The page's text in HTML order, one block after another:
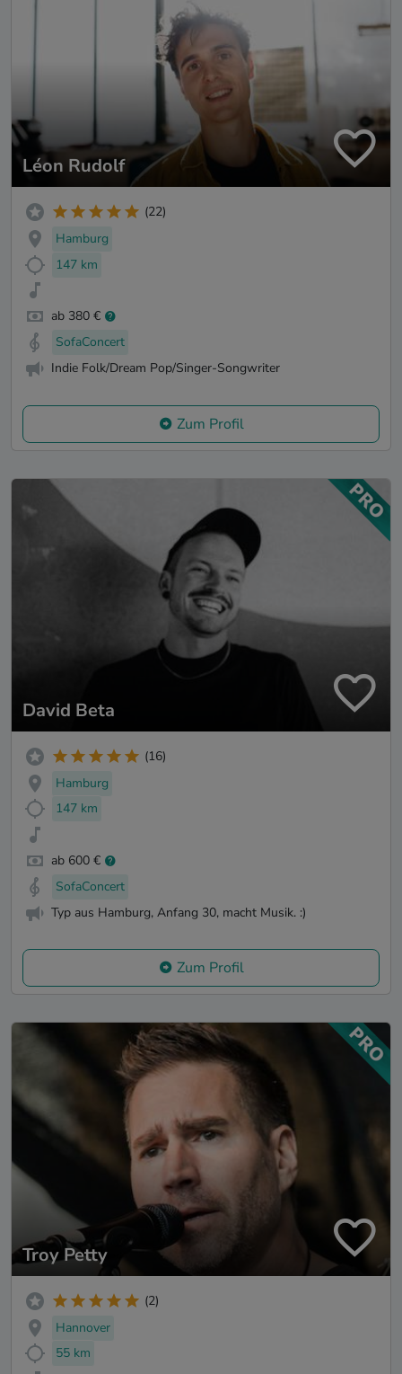
Léon Rudolf
(22)
Hamburg
147 km
ab 380 €
SofaConcert
Indie Folk/Dream Pop/Singer-Songwriter
Zum Profil
David Beta
(16)
Hamburg
147 km
ab 600 €
SofaConcert
Typ aus Hamburg, Anfang 30, macht Musik. :)
Zum Profil
Troy Petty
(2)
Hannover
55 km